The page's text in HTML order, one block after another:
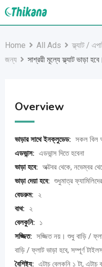
Skip
Home All Ads ফ্ল্যাট /
জন্য
সাশ্রয়ী মূল্যে ফ্ল্যাট ভাড়া হবে।
Overview
ভাড়ার সাথে ইনক্লুডেড: সকল বিল
এডভান্স: এডভান্স দিতে হবেনা
ভাড়া হবে: অক্টবর থেকে, নভেম্বর
ভাড়া দেয়া হবে: শুধুমাত্র
বেডরুম:
২
বাথ:
২
বেলকুনি:
১
সজ্জিত: সজ্জিত নয়। শুধু বাড়ি /
বাড়ি / ফ্লাট ভাড়া হবে, সম্পূর্ণ
বৈশিষ্ট্য: এটাচ বেলকনি ১ টা, এটাচ